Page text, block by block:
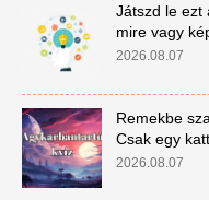
Játszd le ezt
mire vagy
2026.08.07
Remekbe
Csak egy
2026.08.07